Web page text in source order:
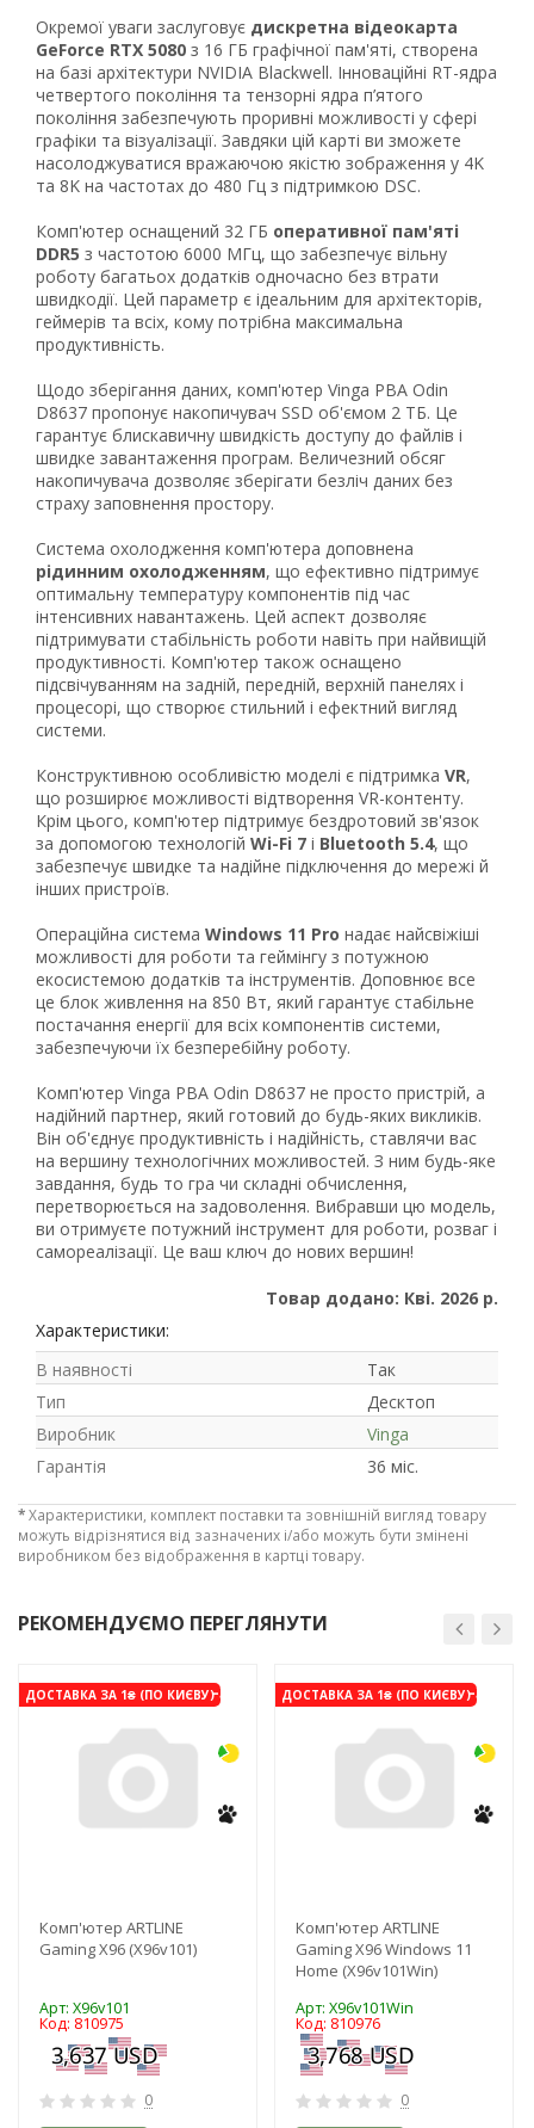
Рейтинг EXE.ua:4.6
974
90
19
21
63
Окремої уваги заслуговує дискретна відеокарта
GeForce RTX 5080 з 16 ГБ графічної пам'яті, створена
на базі архітектури NVIDIA Blackwell. Інноваційні RT-ядра
четвертого покоління та тензорні ядра п’ятого
покоління забезпечують проривні можливості у сфері
графіки та візуалізації. Завдяки цій карті ви зможете
насолоджуватися вражаючою якістю зображення у 4K
та 8K на частотах до 480 Гц з підтримкою DSC.
Комп'ютер оснащений 32 ГБ оперативної пам'яті
DDR5 з частотою 6000 МГц, що забезпечує вільну
роботу багатьох додатків одночасно без втрати
швидкодії. Цей параметр є ідеальним для архітекторів,
геймерів та всіх, кому потрібна максимальна
продуктивність.
Щодо зберігання даних, комп'ютер Vinga PBA Odin
D8637 пропонує накопичувач SSD об'ємом 2 ТБ. Це
гарантує блискавичну швидкість доступу до файлів і
швидке завантаження програм. Величезний обсяг
накопичувача дозволяє зберігати безліч даних без
страху заповнення простору.
Система охолодження комп'ютера доповнена
рідинним охолодженням, що ефективно підтримує
оптимальну температуру компонентів під час
інтенсивних навантажень. Цей аспект дозволяє
підтримувати стабільність роботи навіть при найвищій
продуктивності. Комп'ютер також оснащено
підсвічуванням на задній, передній, верхній панелях і
процесорі, що створює стильний і ефектний вигляд
системи.
Конструктивною особливістю моделі є підтримка VR,
що розширює можливості відтворення VR-контенту.
Крім цього, комп'ютер підтримує бездротовий зв'язок
за допомогою технологій Wi-Fi 7 і Bluetooth 5.4, що
забезпечує швидке та надійне підключення до мережі й
інших пристроїв.
Операційна система Windows 11 Pro надає найсвіжіші
можливості для роботи та геймінгу з потужною
екосистемою додатків та інструментів. Доповнює все
це блок живлення на 850 Вт, який гарантує стабільне
постачання енергії для всіх компонентів системи,
забезпечуючи їх безперебійну роботу.
Комп'ютер Vinga PBA Odin D8637 не просто пристрій, а
надійний партнер, який готовий до будь-яких викликів.
Він об'єднує продуктивність і надійність, ставлячи вас
на вершину технологічних можливостей. З ним будь-яке
завдання, будь то гра чи складні обчислення,
перетворюється на задоволення. Вибравши цю модель,
ви отримуєте потужний інструмент для роботи, розваг і
самореалізації. Це ваш ключ до нових вершин!
Товар додано: Кві. 2026 р.
Характеристики:
В наявності
Так
Тип
Десктоп
Виробник
Vinga
Гарантія
36 міс.
*Характеристики, комплект поставки та зовнішній вигляд товару
можуть відрізнятися від зазначених і/або можуть бути змінені
виробником без відображення в картці товару.
РЕКОМЕНДУЄМО ПЕРЕГЛЯНУТИ
ДОСТАВКА ЗА 1₴ (ПО КИЄВУ)-3%
Комп'ютер ARTLINE
Gaming X96 (X96v101)
Арт: X96v101
Код: 810975
0
ДОСТАВКА ЗА 1₴ (ПО КИЄВУ)-3%
Комп'ютер ARTLINE
Gaming X96 Windows 11
Home (X96v101Win)
Арт: X96v101Win
Код: 810976
0